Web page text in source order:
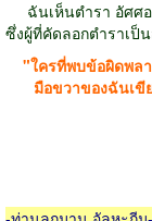
ฉันเห็นตำรา อัศศอ
ซึ่งผู้ที่คัดลอกตำราเป็
"ใครที่พบข้อผิดพล
มือขวาของฉันเ